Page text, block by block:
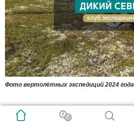
Фото вертолётных экспедиций 2024 года